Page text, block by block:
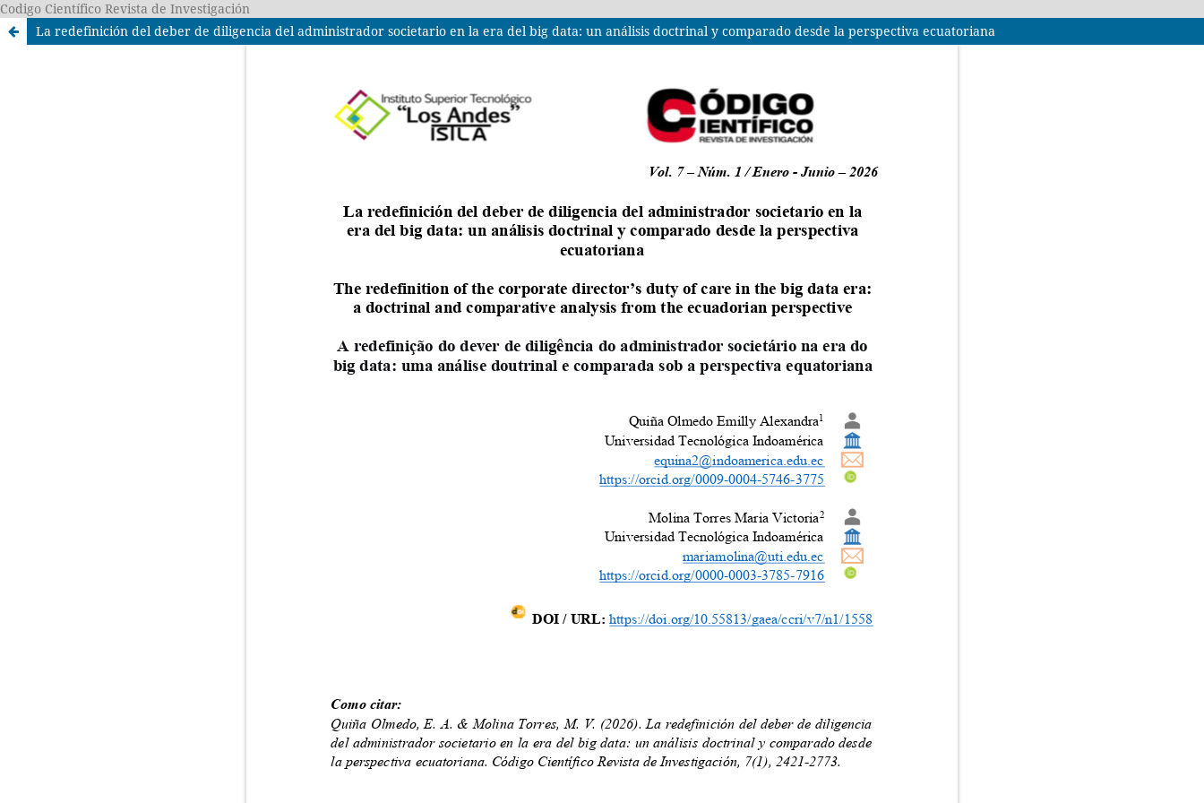
Codigo Científico Revista de Investigación
La redefinición del deber de diligencia del administrador societario en la era del big data: un análisis doctrinal y comparado desde la perspectiva ecuatoriana